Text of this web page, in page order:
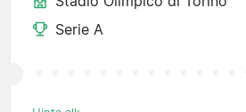
Serie A